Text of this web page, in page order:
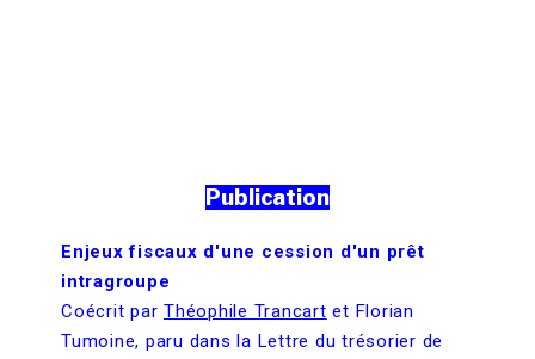
Publication
Enjeux fiscaux d'une cession d'un prêt
intragroupe
Coécrit par Théophile Trancart et Florian
Tumoine, paru dans la Lettre du trésorier de